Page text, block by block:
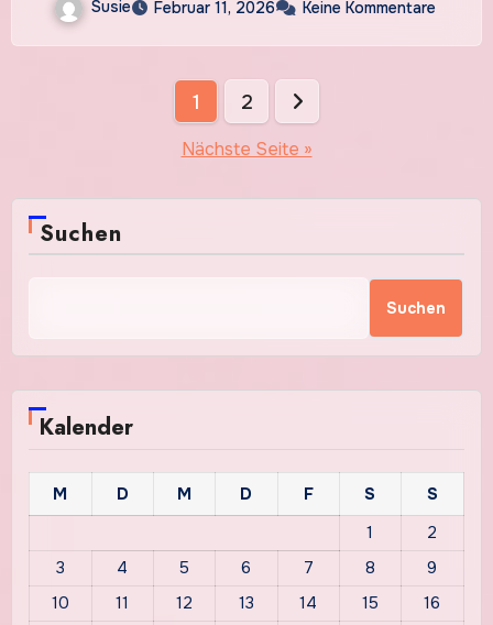
Susie Februar 11, 2026 Keine Kommentare
Seitennummerierung
Beiträge
1 2
Nächste Seite »
Suchen
Suchen
Kalender
M D M D F S
S
1
2
3
4 5 6 7 8
9
10
11 12 13 14 15
16